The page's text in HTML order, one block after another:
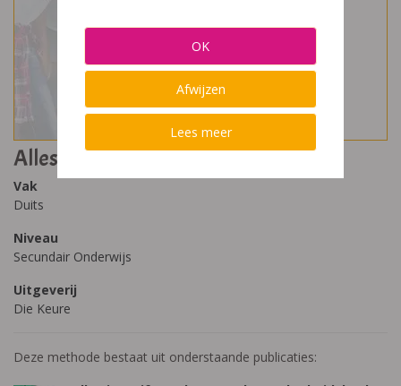
Alles im grif - Upd@te 3 (2018)
Vak
Duits
Niveau
Secundair Onderwijs
Uitgeverij
Die Keure
Deze methode bestaat uit onderstaande publicaties:
OK
Afwijzen
Lees meer